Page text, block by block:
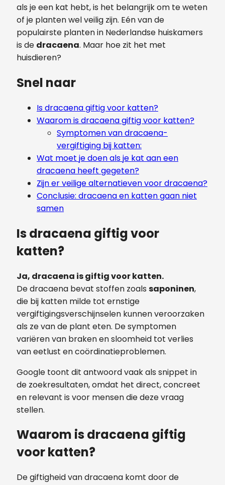
als je een kat hebt, is het belangrijk om te weten
of je planten wel veilig zijn. Eén van de
populairste planten in Nederlandse huiskamers
is de dracaena. Maar hoe zit het met
huisdieren?
Snel naar
Is dracaena giftig voor katten?
Waarom is dracaena giftig voor katten?
Symptomen van dracaena-
vergiftiging bij katten:
Wat moet je doen als je kat aan een
dracaena heeft gegeten?
Zijn er veilige alternatieven voor dracaena?
Conclusie: dracaena en katten gaan niet
samen
Is dracaena giftig voor
katten?
Ja, dracaena is giftig voor katten.
De dracaena bevat stoffen zoals saponinen,
die bij katten milde tot ernstige
vergiftigingsverschijnselen kunnen veroorzaken
als ze van de plant eten. De symptomen
variëren van braken en sloomheid tot verlies
van eetlust en coördinatieproblemen.
Google toont dit antwoord vaak als snippet in
de zoekresultaten, omdat het direct, concreet
en relevant is voor mensen die deze vraag
stellen.
Waarom is dracaena giftig
voor katten?
De giftigheid van dracaena komt door de